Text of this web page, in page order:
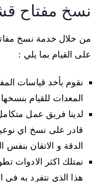
نسخ مفتاح
من خلال خدمة نسخ
على القيام بما يلي :
نقوم بأخد قياسات
المعدات للقيام
لدينا فريق عمل
قادر على نسخ اي
الدقة و الاتقان بنفس
نمتلك اكثر الادوات
هذا الذي نتفرد به